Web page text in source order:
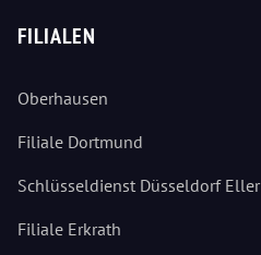
FILIALEN
Oberhausen
Filiale Dortmund
Schlüsseldienst Düsseldorf Eller
Filiale Erkrath